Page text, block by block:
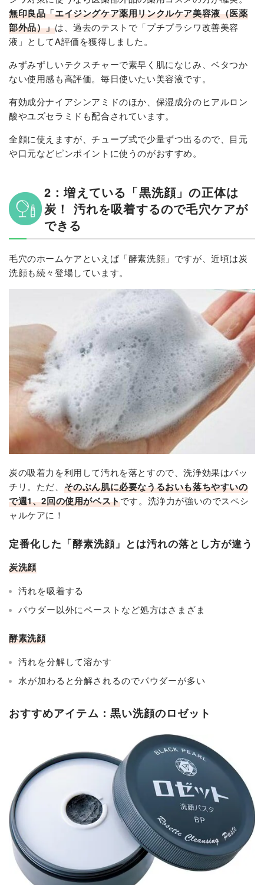
無印良品「エイジングケア薬用リンクルケア美容液（医薬
部外品）」は、過去のテストで「プチプラシワ改善美容
液」としてA評価を獲得しました。
みずみずしいテクスチャーで素早く肌になじみ、ベタつか
ない使用感も高評価。毎日使いたい美容液です。
有効成分ナイアシンアミドのほか、保湿成分のヒアルロン
酸やユズセラミドも配合されています。
全顔に使えますが、チューブ式で少量ずつ出るので、目元
や口元などピンポイントに使うのがおすすめ。
2：増えている「黒洗顔」の正体は
炭！ 汚れを吸着するので毛穴ケアが
できる
毛穴のホームケアといえば「酵素洗顔」ですが、近頃は炭
洗顔も続々登場しています。
炭の吸着力を利用して汚れを落とすので、洗浄効果はバッ
チリ。ただ、 そのぶん肌に必要なうるおいも落ちやすいの
で週1、2回の使用がベストです。洗浄力が強いのでスペシ
ャルケアに！
定番化した「酵素洗顔」とは汚れの落とし方が違う
炭洗顔
汚れを吸着する
パウダー以外にペーストなど処方はさまざま
酵素洗顔
汚れを分解して溶かす
水が加わると分解されるのでパウダーが多い
おすすめアイテム：黒い洗顔のロゼット